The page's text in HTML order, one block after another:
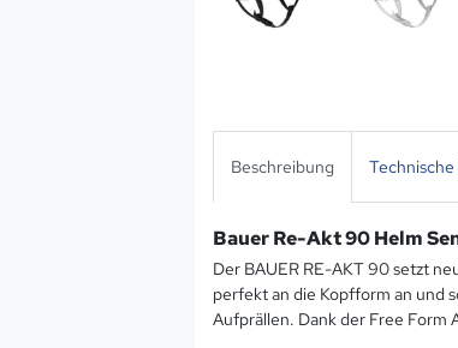
Beschreibung
Bauer Re-Akt 90 Helm
Der BAUER RE-AKT 90 setzt
perfekt an die Kopfform an und
Aufprällen. Dank der Free Form